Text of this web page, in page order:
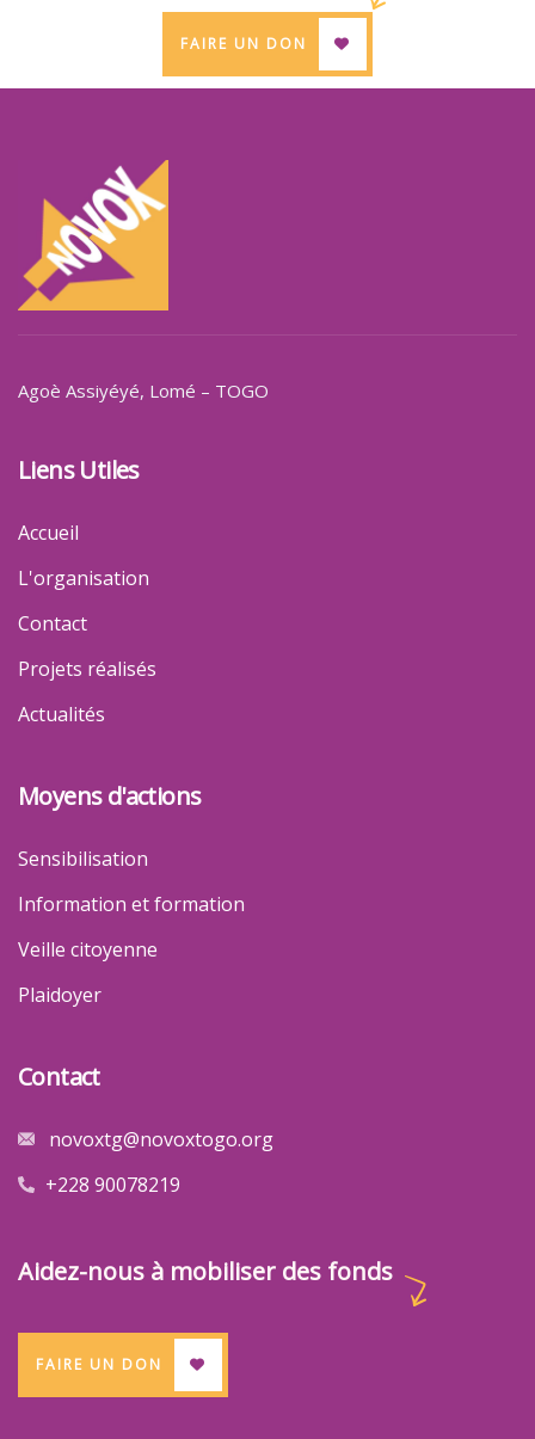
FAIRE UN DON
Agoè Assiyéyé, Lomé – TOGO
Liens Utiles
Accueil
L'organisation
Contact
Projets réalisés
Actualités
Moyens d'actions
Sensibilisation
Information et formation
Veille citoyenne
Plaidoyer
Contact
novoxtg@novoxtogo.org
+228 90078219
Aidez-nous à mobiliser des fonds
FAIRE UN DON